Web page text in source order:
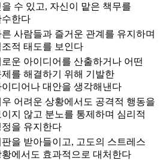
을 수 있고, 자신이 맡은 책무를
수한다
른 사람들과 즐거운 관계를 유지하며
조적 태도를 보인다
운 아이디어를 산출하거나 어떤
제를 해결하기 위해 기발한
이디어나 대안을 생각해낸다
우 어려운 상황에서도 공격적 행동을
이지 않고 분노를 통제하며 심리적
정을 유지한다
판을 받아들이고, 고도의 스트레스
황에서도 효과적으로 대처한다